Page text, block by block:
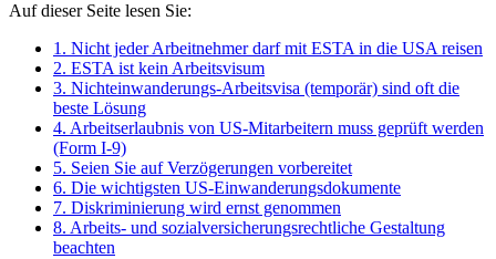
Auf dieser Seite lesen Sie:
1. Nicht jeder Arbeitnehmer darf mit ESTA in die USA reisen
2. ESTA ist kein Arbeitsvisum
3. Nichteinwanderungs-Arbeitsvisa (temporär) sind oft die
beste Lösung
4. Arbeitserlaubnis von US-Mitarbeitern muss geprüft werden
(Form I-9)
5. Seien Sie auf Verzögerungen vorbereitet
6. Die wichtigsten US-Einwanderungsdokumente
7. Diskriminierung wird ernst genommen
8. Arbeits- und sozialversicherungsrechtliche Gestaltung
beachten